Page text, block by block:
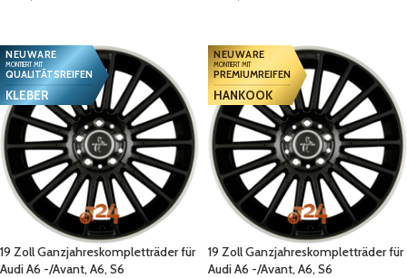
NEUWARE
MONTIERT MIT
QUALITÄTSREIFEN
KLEBER
19 Zoll Ganzjahreskompletträder für
Audi A6 -/Avant, A6, S6
NEUWARE
MONTIERT MIT
PREMIUMREIFEN
HANKOOK
19 Zoll Ganzjahreskompletträder für
Audi A6 -/Avant, A6, S6